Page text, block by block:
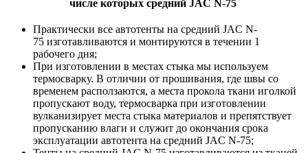
числе которых средний JAC N-75
Практически все автотенты на средний JAC N-
75 изготавливаются и монтируются в течении 1
рабочего дня;
При изготовлении в местах стыка мы используем
термосварку. В отличии от прошивания, где швы со
временем расползаются, а места прокола ткани иголкой
пропускают воду, термосварка при изготовлении
вулканизирует места стыка материалов и препятствует
пропусканию влаги и служит до окончания срока
эксплуатации автотента на средний JAC N-75;